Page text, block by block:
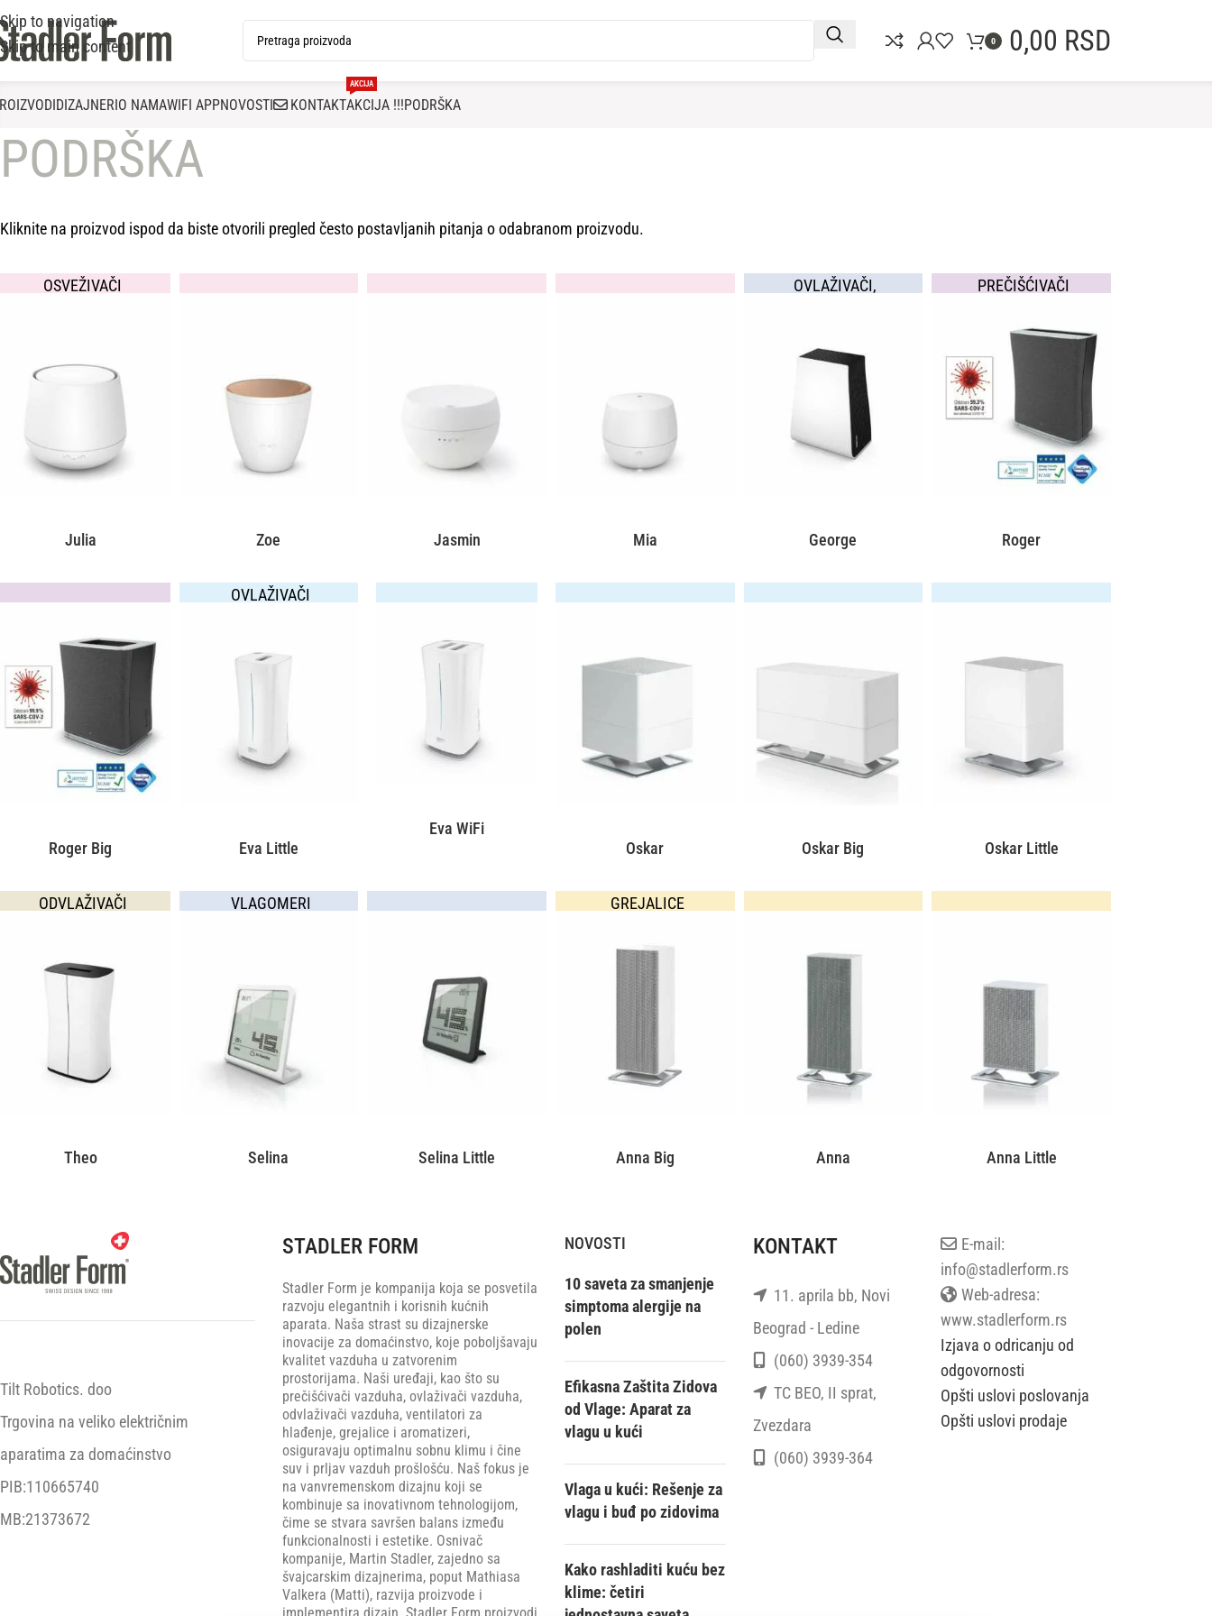
Skip to navigation
Skip to main content
0 0,00 RSD
DIZAJNERIO NAMAWIFI APPNOVOSTI KONTAKTAKCIJA !!!
AKCIJA
PODRŠKA
PODRŠKA
Kliknite na proizvod ispod da biste otvorili pregled često postavljanih pitanja o odabranom proizvodu.
OSVEŽIVAČI
Julia Zoe Jasmin Mia
OVLAŽIVAČI,
George
PREČIŠĆIVAČI
Roger
Roger Big
OVLAŽIVAČI
Eva Little
Eva WiFi
Oskar
Oskar Big Oskar Little
ODVLAŽIVAČI
Theo
VLAGOMERI
Selina Selina Little
GREJALICE
Anna Big Anna Anna Little
Tilt Robotics. doo
Trgovina na veliko električnim
aparatima za domaćinstvo
PIB:110665740
MB:21373672
STADLER FORM
Stadler Form je kompanija koja se posvetila
razvoju elegantnih i korisnih kućnih
aparata. Naša strast su dizajnerske
inovacije za domaćinstvo, koje poboljšavaju
kvalitet vazduha u zatvorenim
prostorijama. Naši uređaji, kao što su
prečišćivači vazduha, ovlaživači vazduha,
odvlaživači vazduha, ventilatori za
hlađenje, grejalice i aromatizeri,
osiguravaju optimalnu sobnu klimu i čine
suv i prljav vazduh prošlošću. Naš fokus je
na vanvremenskom dizajnu koji se
kombinuje sa inovativnom tehnologijom,
čime se stvara savršen balans između
funkcionalnosti i estetike. Osnivač
kompanije, Martin Stadler, zajedno sa
švajcarskim dizajnerima, poput Mathiasa
Valkera (Matti), razvija proizvode i
NOVOSTI
10 saveta za smanjenje
simptoma alergije na
polen
Efikasna Zaštita Zidova
od Vlage: Aparat za
vlagu u kući
Vlaga u kući: Rešenje za
vlagu i buđ po zidovima
Kako rashladiti kuću bez
klime: četiri
KONTAKT
11. aprila bb, Novi
Beograd - Ledine
(060) 3939-354
TC BEO, II sprat,
Zvezdara
(060) 3939-364
E-mail:
info@stadlerform.rs
Web-adresa:
www.stadlerform.rs
Izjava o odricanju od
odgovornosti
Opšti uslovi poslovanja
Opšti uslovi prodaje